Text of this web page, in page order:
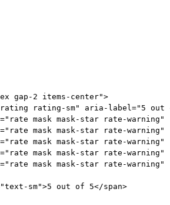
gap-2 items-center">
rating-sm" aria-label ="5 out
="rate mask mask-star rate-warning"
="rate mask mask-star rate-warning"
="rate mask mask-star rate-warning"
="rate mask mask-star rate-warning"
="rate mask mask-star rate-warning"
"text-sm">5 out of 5</span>